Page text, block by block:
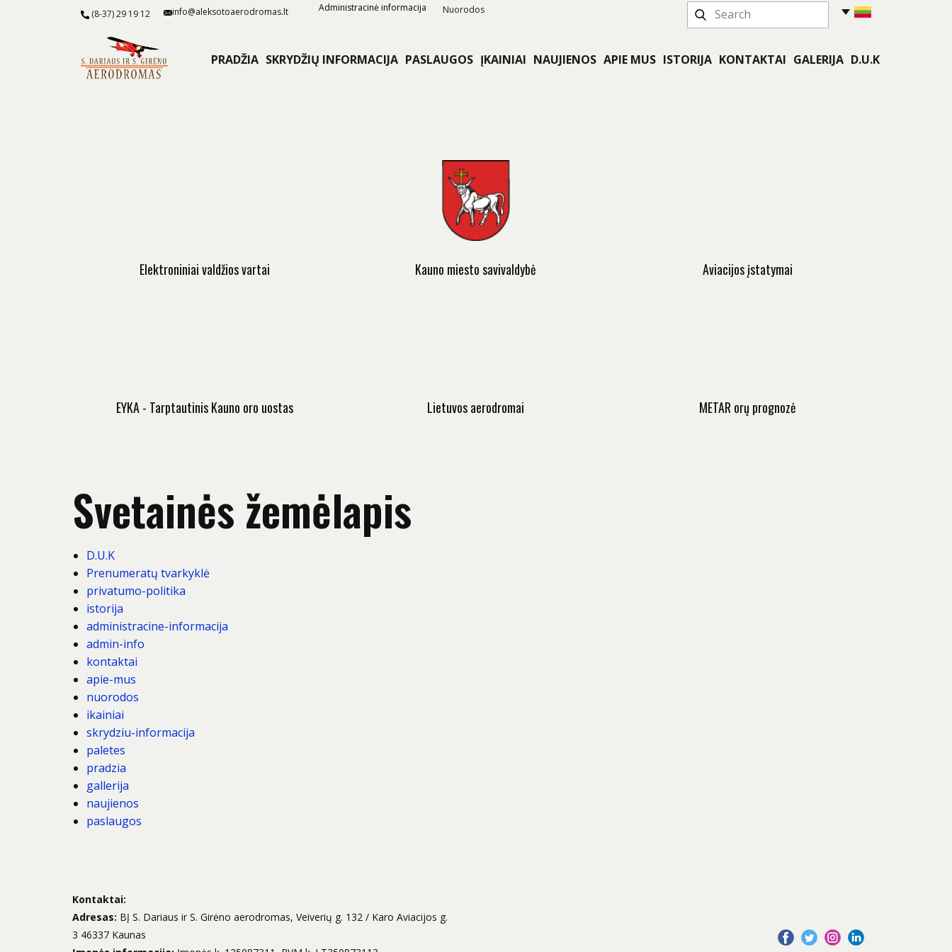
(8-37) 29 19 12 info@aleksotoaerodromas.lt Nuorodos
Administracinė informacija
PRADŽIA SKRYDŽIŲ INFORMACIJA PASLAUGOS ĮKAINIAI NAUJIENOS APIE MUS ISTORIJA KONTAKTAI GALERIJA D.U.K
Elektroniniai valdžios vartai Kauno miesto savivaldybė Aviacijos įstatymai
EYKA - Tarptautinis Kauno oro uostas Lietuvos aerodromai METAR orų prognozė
Svetainės žemėlapis
D.U.K
Prenumeratų tvarkyklė
privatumo-politika
istorija
administracine-informacija
admin-info
kontaktai
apie-mus
nuorodos
ikainiai
skrydziu-informacija
paletes
pradzia
gallerija
naujienos
paslaugos
Kontaktai:
Adresas: BĮ S. Dariaus ir S. Girėno aerodromas, Veiverių g. 132 / Karo Aviacijos g.
3 46337 Kaunas